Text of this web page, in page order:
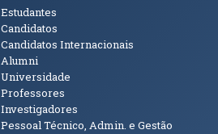
Públicos
Estudantes
Candidatos
Candidatos Internacionais
Alumni
Universidade
Professores
Investigadores
Pessoal Técnico, Admin. e Gestão